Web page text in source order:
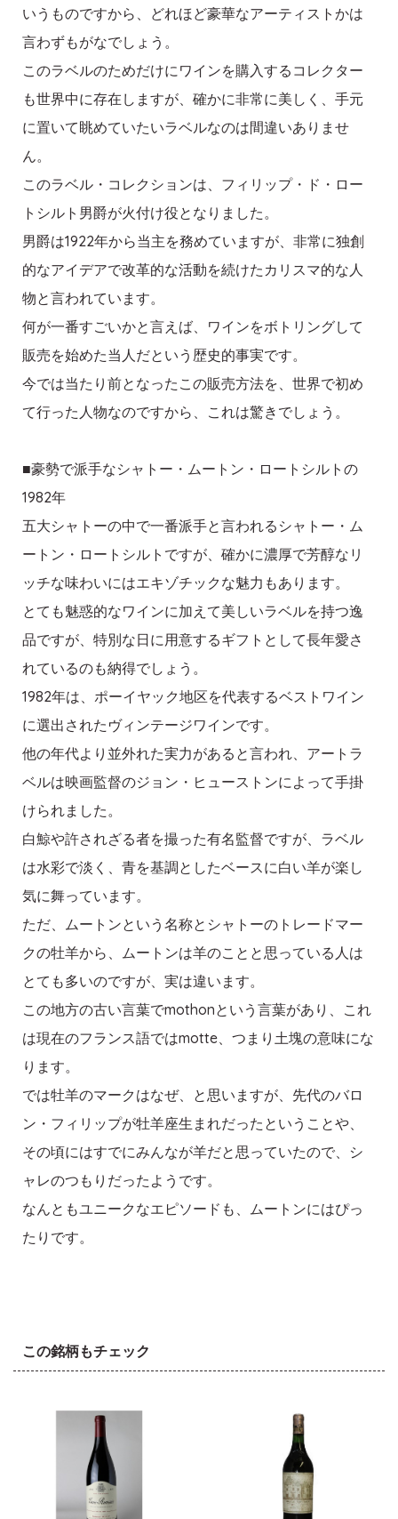
いうものですから、どれほど豪華なアーティストかは
言わずもがなでしょう。
このラベルのためだけにワインを購入するコレクター
も世界中に存在しますが、確かに非常に美しく、手元
に置いて眺めていたいラベルなのは間違いありませ
ん。
このラベル・コレクションは、フィリップ・ド・ロー
トシルト男爵が火付け役となりました。
男爵は1922年から当主を務めていますが、非常に独創
的なアイデアで改革的な活動を続けたカリスマ的な人
物と言われています。
何が一番すごいかと言えば、ワインをボトリングして
販売を始めた当人だという歴史的事実です。
今では当たり前となったこの販売方法を、世界で初め
て行った人物なのですから、これは驚きでしょう。
■豪勢で派手なシャトー・ムートン・ロートシルトの
1982年
五大シャトーの中で一番派手と言われるシャトー・ム
ートン・ロートシルトですが、確かに濃厚で芳醇なリ
ッチな味わいにはエキゾチックな魅力もあります。
とても魅惑的なワインに加えて美しいラベルを持つ逸
品ですが、特別な日に用意するギフトとして長年愛さ
れているのも納得でしょう。
1982年は、ポーイヤック地区を代表するベストワイン
に選出されたヴィンテージワインです。
他の年代より並外れた実力があると言われ、アートラ
ベルは映画監督のジョン・ヒューストンによって手掛
けられました。
白鯨や許されざる者を撮った有名監督ですが、ラベル
は水彩で淡く、青を基調としたベースに白い羊が楽し
気に舞っています。
ただ、ムートンという名称とシャトーのトレードマー
クの牡羊から、ムートンは羊のことと思っている人は
とても多いのですが、実は違います。
この地方の古い言葉でmothonという言葉があり、これ
は現在のフランス語ではmotte、つまり土塊の意味にな
ります。
では牡羊のマークはなぜ、と思いますが、先代のバロ
ン・フィリップが牡羊座生まれだったということや、
その頃にはすでにみんなが羊だと思っていたので、シ
ャレのつもりだったようです。
なんともユニークなエピソードも、ムートンにはぴっ
たりです。
この銘柄もチェック